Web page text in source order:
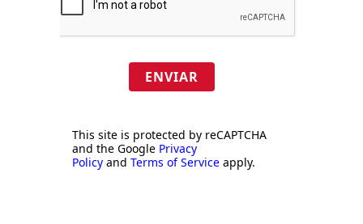
ENVIAR
This site is protected by reCAPTCHA
and the Google Privacy
Policy and Terms of Service apply.